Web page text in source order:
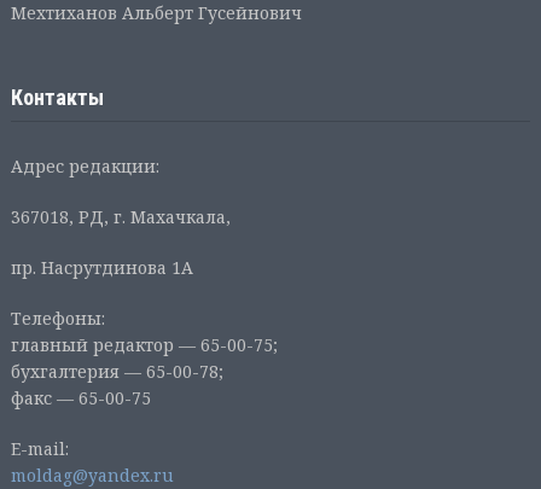
Мехтиханов Альберт Гусейнович
Контакты
Адрес редакции:
367018, РД, г. Махачкала,
пр. Насрутдинова 1А
Телефоны:
главный редактор — 65-00-75;
бухгалтерия — 65-00-78;
факс — 65-00-75
E-mail:
moldag@yandex.ru